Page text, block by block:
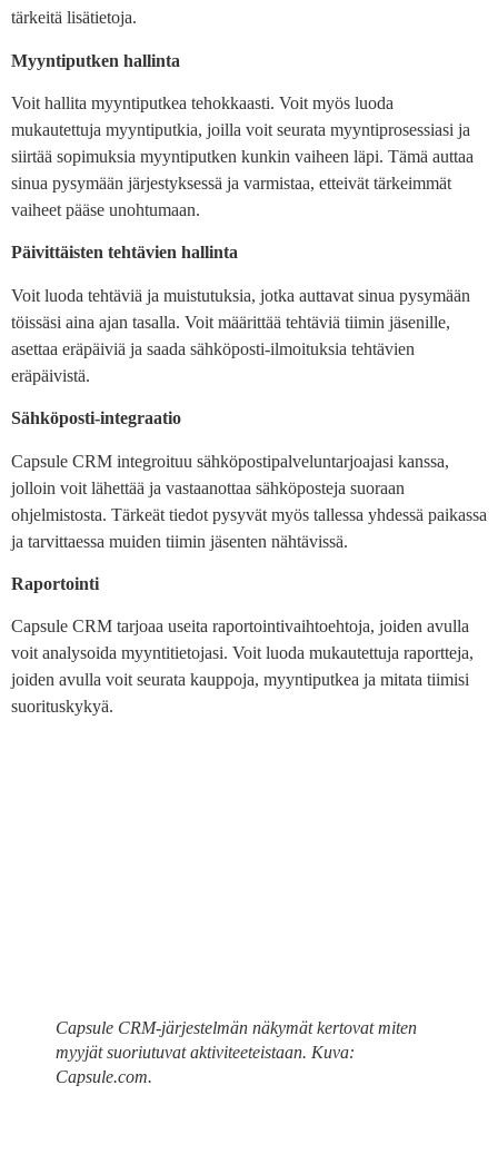
tärkeitä lisätietoja.
Myyntiputken hallinta
Voit hallita myyntiputkea tehokkaasti. Voit myös luoda
mukautettuja myyntiputkia, joilla voit seurata myyntiprosessiasi ja
siirtää sopimuksia myyntiputken kunkin vaiheen läpi. Tämä auttaa
sinua pysymään järjestyksessä ja varmistaa, etteivät tärkeimmät
vaiheet pääse unohtumaan.
Päivittäisten tehtävien hallinta
Voit luoda tehtäviä ja muistutuksia, jotka auttavat sinua pysymään
töissäsi aina ajan tasalla. Voit määrittää tehtäviä tiimin jäsenille,
asettaa eräpäiviä ja saada sähköposti-ilmoituksia tehtävien
eräpäivistä.
Sähköposti-integraatio
Capsule CRM integroituu sähköpostipalveluntarjoajasi kanssa,
jolloin voit lähettää ja vastaanottaa sähköposteja suoraan
ohjelmistosta. Tärkeät tiedot pysyvät myös tallessa yhdessä paikassa
ja tarvittaessa muiden tiimin jäsenten nähtävissä.
Raportointi
Capsule CRM tarjoaa useita raportointivaihtoehtoja, joiden avulla
voit analysoida myyntitietojasi. Voit luoda mukautettuja raportteja,
joiden avulla voit seurata kauppoja, myyntiputkea ja mitata tiimisi
suorituskykyä.
Capsule CRM-järjestelmän näkymät kertovat miten
myyjät suoriutuvat aktiviteeteistaan. Kuva:
Capsule.com.